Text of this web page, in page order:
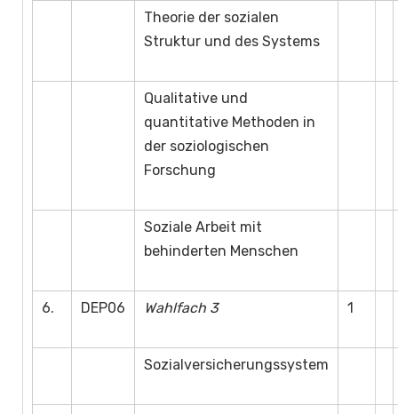
Theorie der sozialen
Struktur und des Systems
Qualitative und
quantitative Methoden in
der soziologischen
Forschung
Soziale Arbeit mit
behinderten Menschen
6. DEP06 Wahlfach 3 1
Sozialversicherungssystem